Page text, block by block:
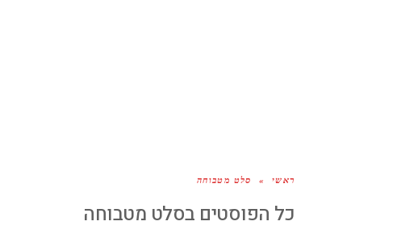
ראשי » סלט מטבוחה
כל הפוסטים בסלט מטבוחה